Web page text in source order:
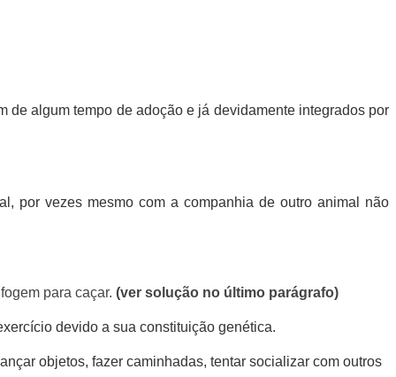
de algum tempo de adoção e já devidamente integrados por
por vezes mesmo com a companhia de outro animal não
para caçar. (ver solução no último parágrafo)
devido a sua constituição genética.
objetos, fazer caminhadas, tentar socializar com outros